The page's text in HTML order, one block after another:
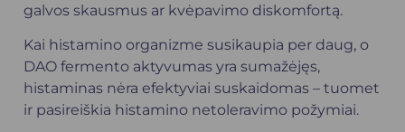
galvos skausmus ar kvėpavimo diskomfortą.
Kai histamino organizme susikaupia per daug, o
DAO fermento aktyvumas yra sumažėjęs,
histaminas nėra efektyviai suskaidomas – tuomet
ir pasireiškia histamino netoleravimo požymiai.